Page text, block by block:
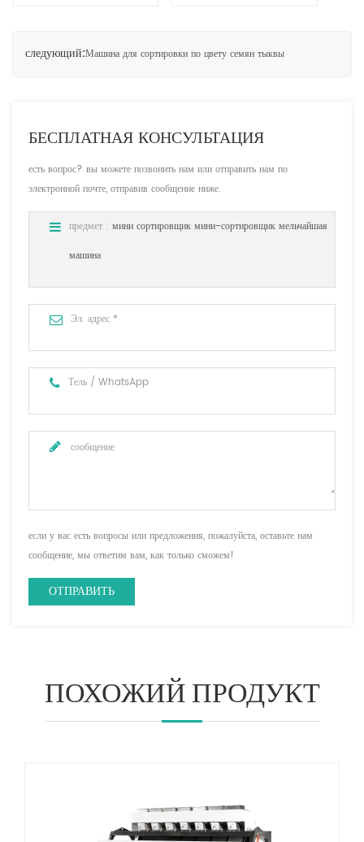
следующий:Машина для сортировки по цвету семян тыквы
БЕСПЛАТНАЯ КОНСУЛЬТАЦИЯ
есть вопрос? вы можете позвонить нам или отправить нам по
электронной почте, отправив сообщение ниже.
предмет : мини сортировщик мини-сортировщик мельчайшая
машина
если у вас есть вопросы или предложения, пожалуйста, оставьте нам
сообщение, мы ответим вам, как только сможем!
ПОХОЖИЙ ПРОДУКТ